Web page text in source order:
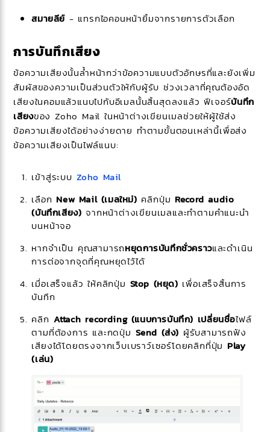
สมายลีย์ - แทรกไอคอนหน้ายิ้มจากรายการตัวเลือก
การบันทึกเสียง
ข้อความเสียงนั้นล้ำหน้ากว่าข้อความแบบตัวอักษรที่และยังเพิ่ม
สัมผัสของความเป็นส่วนตัวให้กับผู้รับ ช่วงเวลาที่คุณต้องอัด
เสียงในคอมแล้วแนบไปกับอีเมลนั้นสิ้นสุดลงแล้ว ฟีเจอร์บันทึก
เสียงของ Zoho Mail ในหน้าต่างเขียนเมลช่วยให้ผู้ใช้ส่ง
ข้อความเสียงได้อย่างง่ายดาย ทำตามขั้นตอนเหล่านี้เพื่อส่ง
ข้อความเสียงเป็นไฟล์แนบ:
เข้าสู่ระบบ Zoho Mail
เลือก New Mail (เมลใหม่) คลิกปุ่ม Record audio
(บันทึกเสียง) จากหน้าต่างเขียนเมลและทำตามคำแนะนำ
บนหน้าจอ
หากจำเป็น คุณสามารถหยุดการบันทึกชั่วคราวและดำเนิน
การต่อจากจุดที่คุณหยุดไว้ได้
เมื่อเสร็จแล้ว ให้คลิกปุ่ม Stop (หยุด) เพื่อเสร็จสิ้นการ
บันทึก
คลิก Attach recording (แนบการบันทึก) เปลี่ยนชื่อไฟล์
ตามที่ต้องการ และกดปุ่ม Send (ส่ง) ผู้รับสามารถฟัง
เสียงได้โดยตรงจากเว็บเบราว์เซอร์โดยคลิกที่ปุ่ม Play
(เล่น)